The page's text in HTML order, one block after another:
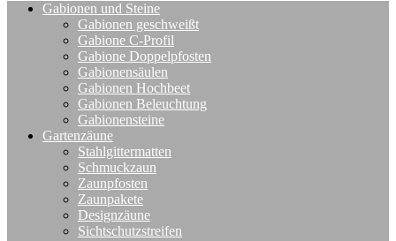
Gabionen und Steine
Gabionen geschweißt
Gabione C-Profil
Gabione Doppelpfosten
Gabionensäulen
Gabionen Hochbeet
Gabionen Beleuchtung
Gabionensteine
Gartenzäune
Stahlgittermatten
Schmuckzaun
Zaunpfosten
Zaunpakete
Designzäune
Sichtschutzstreifen